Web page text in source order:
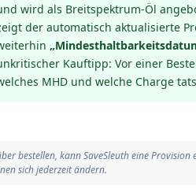
wird als Breitspektrum-Öl
der automatisch aktualisierte
Kauftipp: Vor einer
MHD und welche Charge
bestellen, kann SaveSleuth eine
sich jederzeit ändern.